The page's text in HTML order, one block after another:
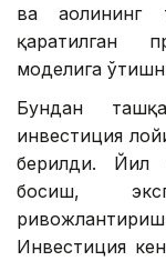
ва
қаратилган
моделига
Бундан
инвестиция
берилди. Йил
босиш,
Инвестиция